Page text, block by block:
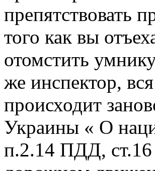
препятствовать
того как вы
отомстить
же инспектор,
происходит
Украины « О
п.2.14 ПДД,